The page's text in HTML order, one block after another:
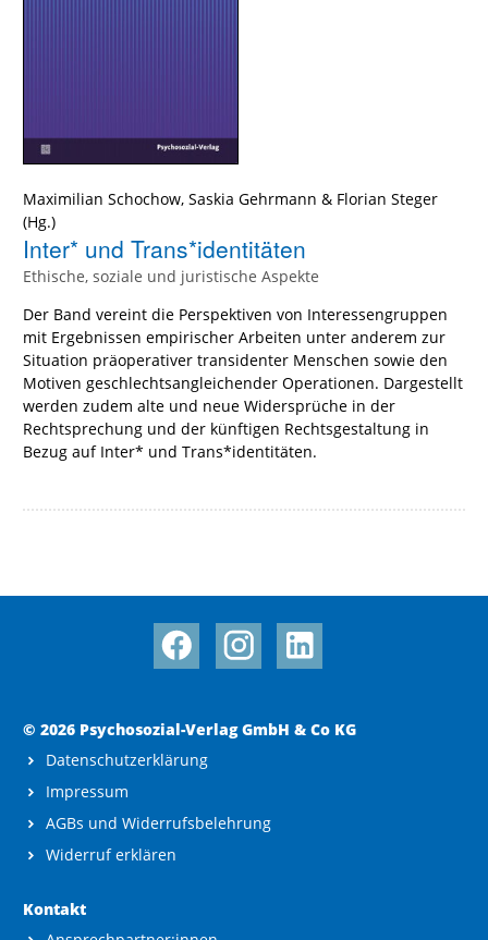
Maximilian Schochow, Saskia Gehrmann & Florian Steger
(Hg.)
Inter* und Trans*identitäten
Ethische, soziale und juristische Aspekte
Der Band vereint die Perspektiven von Interessengruppen
mit Ergebnissen empirischer Arbeiten unter anderem zur
Situation präoperativer transidenter Menschen sowie den
Motiven geschlechtsangleichender Operationen. Dargestellt
werden zudem alte und neue Widersprüche in der
Rechtsprechung und der künftigen Rechtsgestaltung in
Bezug auf Inter* und Trans*identitäten.
© 2026 Psychosozial-Verlag GmbH & Co KG
Datenschutzerklärung
Impressum
AGBs und Widerrufsbelehrung
Widerruf erklären
Kontakt